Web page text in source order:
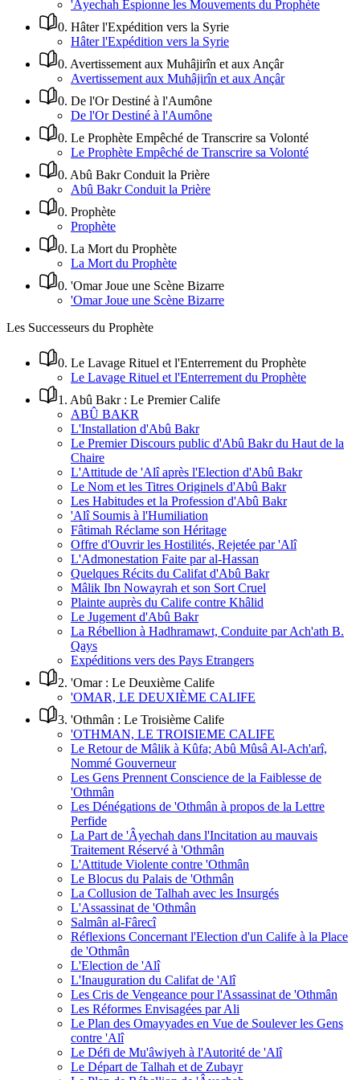
'Âyechah Espionne les Mouvements du Prophète
0. Hâter l'Expédition vers la Syrie
Hâter l'Expédition vers la Syrie
0. Avertissement aux Muhâjirîn et aux Ançâr
Avertissement aux Muhâjirîn et aux Ançâr
0. De l'Or Destiné à l'Aumône
De l'Or Destiné à l'Aumône
0. Le Prophète Empêché de Transcrire sa Volonté
Le Prophète Empêché de Transcrire sa Volonté
0. Abû Bakr Conduit la Prière
Abû Bakr Conduit la Prière
0. Prophète
Prophète
0. La Mort du Prophète
La Mort du Prophète
0. 'Omar Joue une Scène Bizarre
'Omar Joue une Scène Bizarre
Les Successeurs du Prophète
0. Le Lavage Rituel et l'Enterrement du Prophète
Le Lavage Rituel et l'Enterrement du Prophète
1 . Abû Bakr : Le Premier Calife
ABÛ BAKR
L'Installation d'Abû Bakr
Le Premier Discours public d'Abû Bakr du Haut de la
Chaire
L'Attitude de 'Alî après l'Election d'Abû Bakr
Le Nom et les Titres Originels d'Abû Bakr
Les Habitudes et la Profession d'Abû Bakr
'Alî Soumis à l'Humiliation
Fâtimah Réclame son Héritage
Offre d'Ouvrir les Hostilités, Rejetée par 'Alî
L'Admonestation Faite par al-Hassan
Quelques Récits du Califat d'Abû Bakr
Mâlik Ibn Nowayrah et son Sort Cruel
Plainte auprès du Calife contre Khâlid
Le Jugement d'Abû Bakr
La Rébellion à Hadhramawt, Conduite par Ach'ath B.
Qays
Expéditions vers des Pays Etrangers
2. 'Omar : Le Deuxième Calife
'OMAR, LE DEUXIÈME CALIFE
3. 'Othmân : Le Troisième Calife
'OTHMAN, LE TROISIEME CALIFE
Le Retour de Mâlik à Kûfa; Abû Mûsâ Al-Ach'arî,
Nommé Gouverneur
Les Gens Prennent Conscience de la Faiblesse de
'Othmân
Les Dénégations de 'Othmân à propos de la Lettre
Perfide
La Part de 'Âyechah dans l'Incitation au mauvais
Traitement Réservé à 'Othmân
L'Attitude Violente contre 'Othmân
Le Blocus du Palais de 'Othmân
La Collusion de Talhah avec les Insurgés
L'Assassinat de 'Othmân
Salmân al-Fârecî
Réflexions Concernant l'Election d'un Calife à la Place
de 'Othmân
L'Election de 'Alî
L'Inauguration du Califat de 'Alî
Les Cris de Vengeance pour l'Assassinat de 'Othmân
Les Réformes Envisagées par Ali
Le Plan des Omayyades en Vue de Soulever les Gens
contre 'Alî
Le Défi de Mu'âwiyeh à l'Autorité de 'Alî
Le Départ de Talhah et de Zubayr